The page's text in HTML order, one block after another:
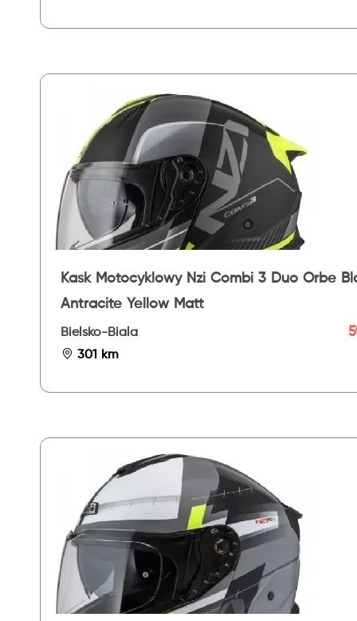
Kask Motocyklowy Nzi Combi 3 Duo Orbe
Antracite Yellow Matt
Bielsko-Biala
301 km